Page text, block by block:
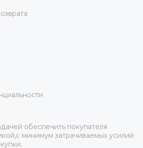
обеспечить покупателя
минимум затрачиваемых усилий